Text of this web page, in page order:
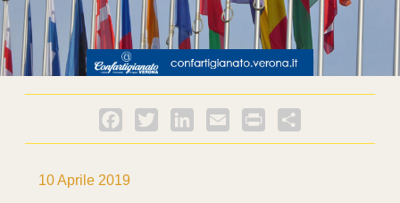
Facebook
Twitter LinkedInEmail PrintFriendly
10 Aprile 2019